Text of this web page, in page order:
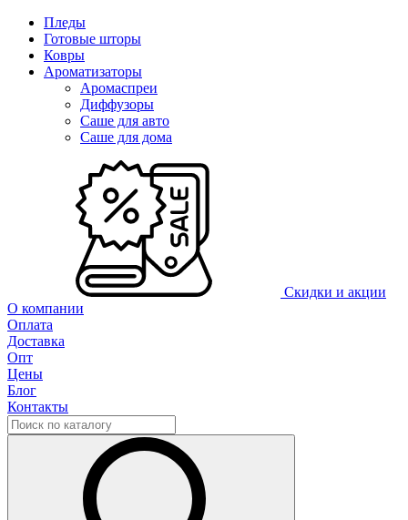
Пледы
Готовые шторы
Ковры
Ароматизаторы
Аромаспреи
Диффузоры
Саше для авто
Саше для дома
Скидки и акции
О компании
Оплата
Доставка
Опт
Цены
Блог
Контакты